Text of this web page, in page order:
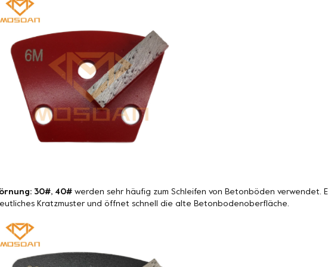
30#, 40# werden sehr häufig zum Schleifen von Betonböden verwendet.
Kratzmuster und öffnet schnell die alte Betonbodenoberfläche.